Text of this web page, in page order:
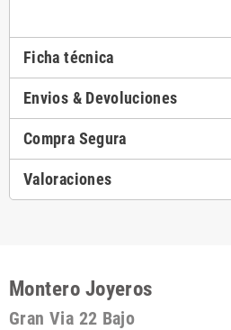
Ficha técnica
Envios & Devoluciones
Compra Segura
Valoraciones
Montero Joyeros
Gran Via 22 Bajo